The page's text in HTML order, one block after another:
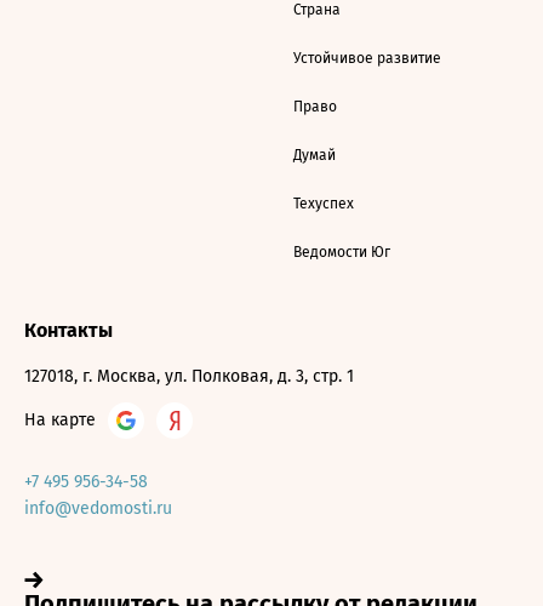
Страна
Устойчивое развитие
Право
Думай
Техуспех
Ведомости Юг
Контакты
127018, г. Москва, ул. Полковая, д. 3, стр. 1
На карте
+7 495 956-34-58
info@vedomosti.ru